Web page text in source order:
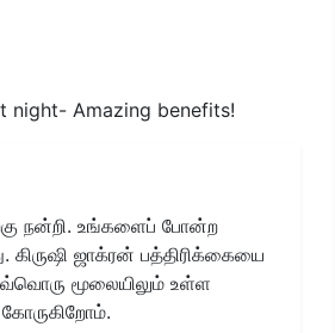
night- Amazing benefits!
நன்றி. உங்களைப் போன்ற
ஜாக்ரன் பத்திரிக்கையை
மூலையிலும் உள்ள